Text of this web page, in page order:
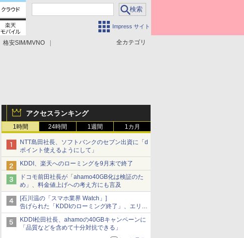
Impress サイト
全カテゴリ
格安SIM/MVNO
アクセスランキング
1時間 24時間 1週間 1カ月
NTT島田社長、ソフトバンクのセブン出資に「d
ポイント使えるようにして」
KDDI、楽天へのローミングを9月末で終了
ドコモ前田社長が「ahamo40GB化は検証のた
め」、料金値上げへの考え方にも言及
[石川温の「スマホ業界 Watch」]
告げられた「KDDIのローミング終了」、エリア
マップの落とし穴と楽天モバイルの課題
KDDI松田社長、ahamoの40GBキャンペーンに
「品質などを含めて十分対抗できる」